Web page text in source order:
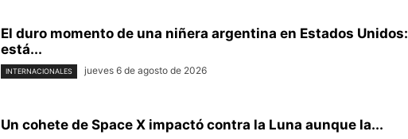
El duro momento de una niñera argentina en Estados Unidos:
está...
INTERNACIONALES jueves 6 de agosto de 2026
Un cohete de Space X impactó contra la Luna aunque la...